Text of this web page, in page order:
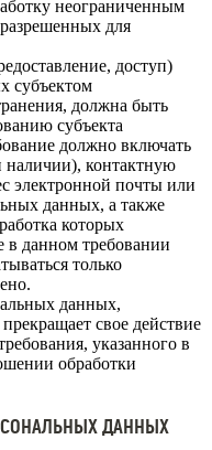
неограниченным
для
доступ)
субъектом
должна быть
субъекта
должно включать
наличии), контактную
электронной почты или
данных, а также
которых
данном требовании
только
данных,
свое действие
указанного в
обработки
ДАННЫХ